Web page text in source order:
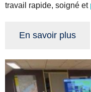
travail rapide, soigné et
En savoir plus